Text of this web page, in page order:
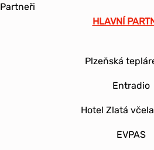
Partneři
HLAVNÍ
Plzeňská
Entradio
Hotel Zlatá
EVPAS